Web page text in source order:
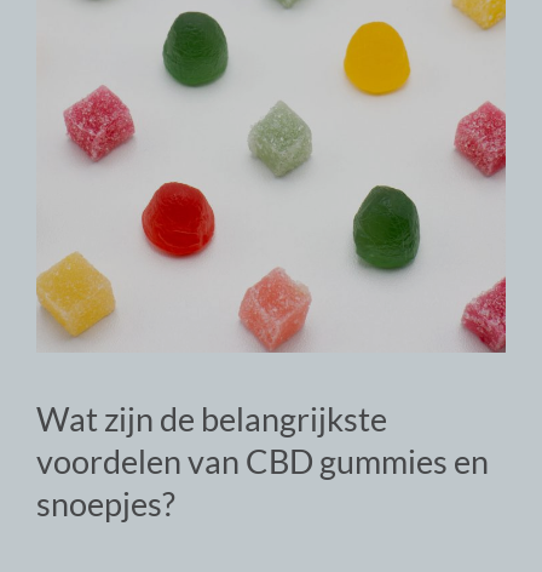
Wat zijn de belangrijkste
voordelen van CBD gummies en
snoepjes?